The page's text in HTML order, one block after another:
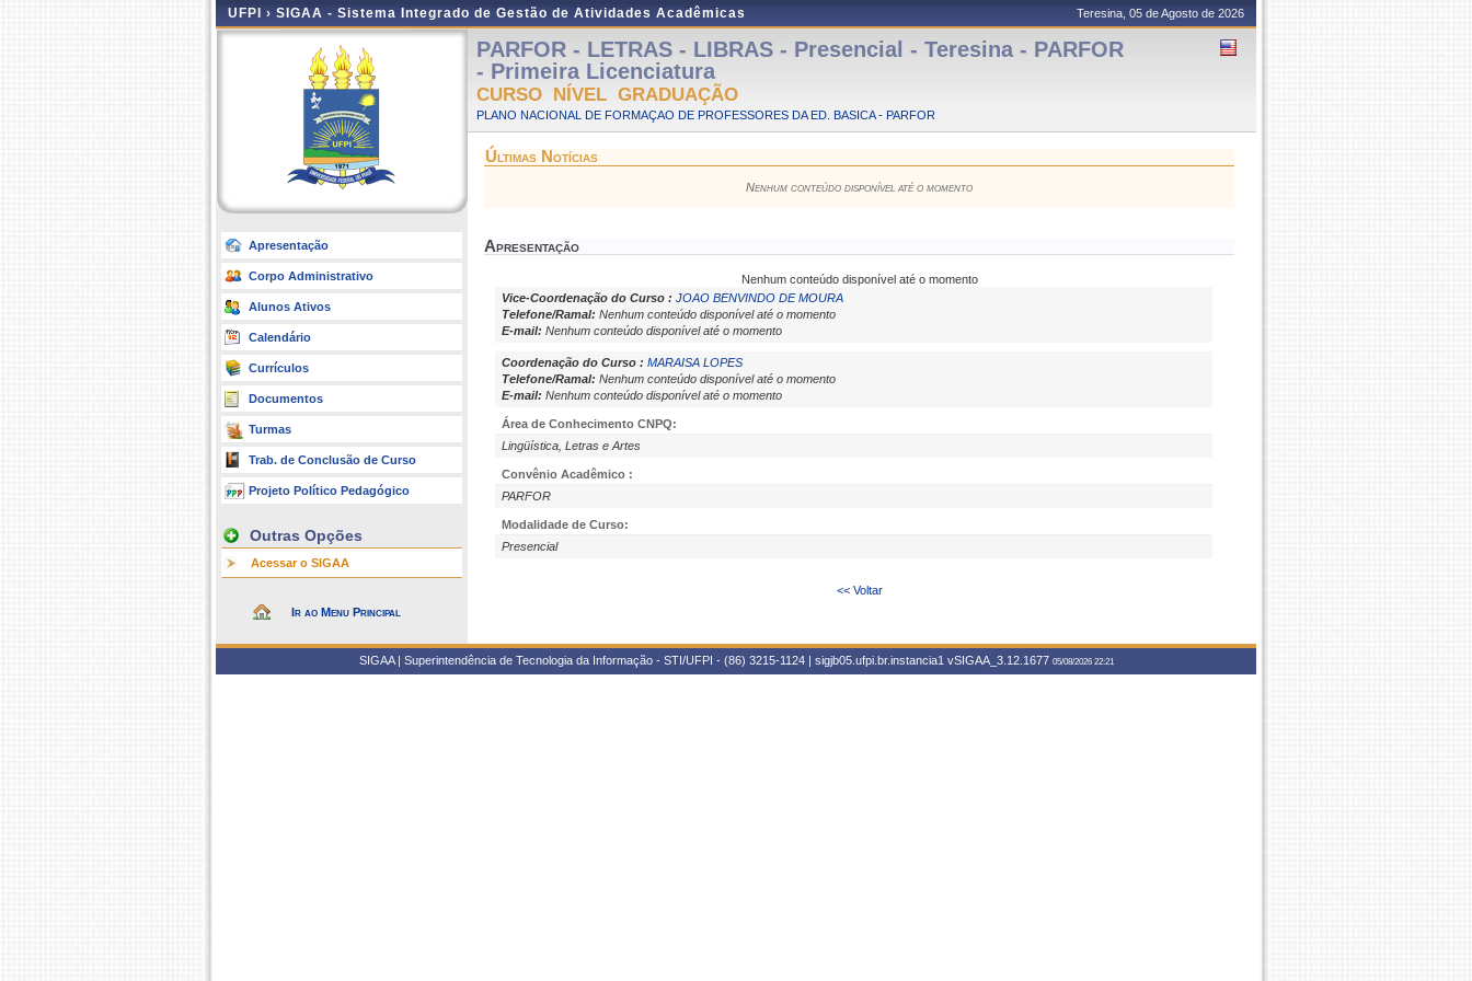
UFPI › SIGAA - Sistema Integrado de Gestão de Atividades Acadêmicas Teresina, 05 de Agosto de 2026
Apresentação
Corpo Administrativo
Alunos Ativos
Calendário
Currículos
Documentos
Turmas
Trab. de Conclusão de Curso
Projeto Político Pedagógico
Outras Opções
Acessar o SIGAA
Ir ao Menu Principal
PARFOR - LETRAS - LIBRAS - Presencial - Teresina - PARFOR
- Primeira Licenciatura
CURSO NÍVEL GRADUAÇÃO
PLANO NACIONAL DE FORMAÇAO DE PROFESSORES DA ED. BASICA - PARFOR
Últimas Notícias
Nenhum conteúdo disponível até o momento
Apresentação
Nenhum conteúdo disponível até o momento
Vice-Coordenação do Curso : JOAO BENVINDO DE MOURA
Telefone/Ramal: Nenhum conteúdo disponível até o momento
E-mail: Nenhum conteúdo disponível até o momento
Coordenação do Curso : MARAISA LOPES
Telefone/Ramal: Nenhum conteúdo disponível até o momento
E-mail: Nenhum conteúdo disponível até o momento
Área de Conhecimento CNPQ:
Lingüística, Letras e Artes
Convênio Acadêmico :
PARFOR
Modalidade de Curso:
Presencial
<< Voltar
SIGAA | Superintendência de Tecnologia da Informação - STI/UFPI - (86) 3215-1124 | sigjb05.ufpi.br.instancia1 vSIGAA_3.12.1677 05/08/2026 22:21